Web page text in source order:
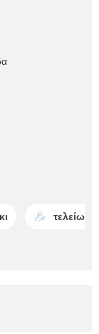
τελείωμα